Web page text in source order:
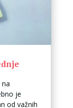
je
od važnih